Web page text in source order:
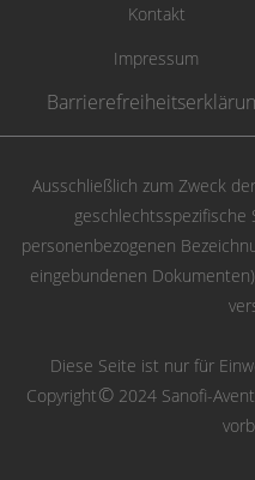
Kontakt
Impressum
Ausschließlich zum Zweck
geschlechtsspezifische
personenbezogenen
eingebundenen
Diese Seite ist nur für
Copyright©2024 Sanofi-